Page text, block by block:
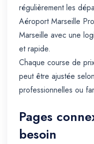
régulièrement les
Aéroport Marseille
Marseille avec une
et rapide.
Chaque course de
peut être ajustée
professionnelles ou
Pages
besoin